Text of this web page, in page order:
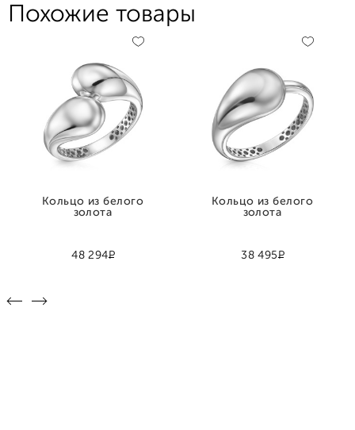
Похожие товары
48 294Р
Кольцо из белого
золота
38 495Р
Кольцо из белого
золота